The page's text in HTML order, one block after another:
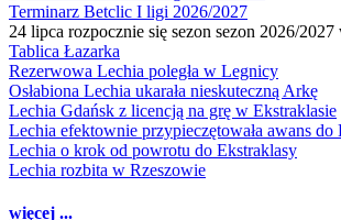
Terminarz Betclic I ligi 2026/2027
24 lipca rozpocznie się sezon sezon 2026/
Tablica Łazarka
Rezerwowa Lechia poległa w Legnicy
Osłabiona Lechia ukarała nieskuteczną Arkę
Lechia Gdańsk z licencją na grę w Ekstraklasie
Lechia efektownie przypieczętowała awans do
Lechia o krok od powrotu do Ekstraklasy
Lechia rozbita w Rzeszowie
więcej ...